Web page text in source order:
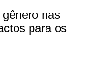
nas
para os